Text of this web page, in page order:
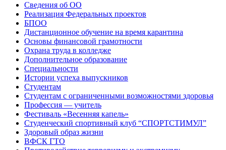
Сведения об ОО
Реализация Федеральных проектов
БПОО
Дистанционное обучение на время карантина
Основы финансовой грамотности
Охрана труда в колледже
Дополнительное образование
Специальности
Истории успеха выпускников
Студентам
Студентам с ограниченными возможностями здоровья
Профессия — учитель
Фестиваль «Весенняя капель»
Студенческий спортивный клуб “СПОРТСТИМУЛ”
Здоровый образ жизни
ВФСК ГТО